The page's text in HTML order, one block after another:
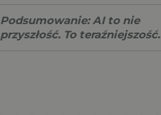
Podsumowanie: AI to nie
przyszłość. To teraźniejszość.